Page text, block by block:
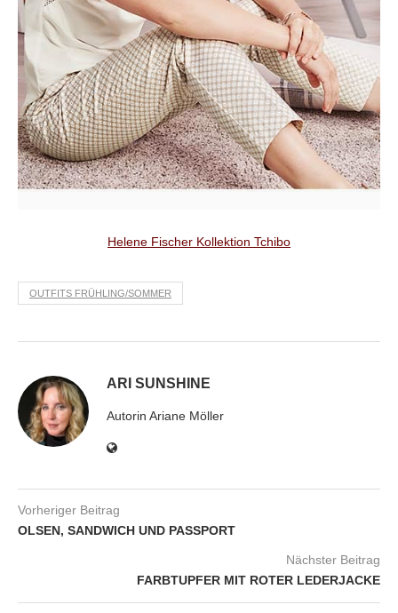
Helene Fischer Kollektion Tchibo
OUTFITS FRÜHLING/SOMMER
ARI SUNSHINE
Autorin Ariane Möller
Vorheriger Beitrag
OLSEN, SANDWICH UND PASSPORT
Nächster Beitrag
FARBTUPFER MIT ROTER LEDERJACKE